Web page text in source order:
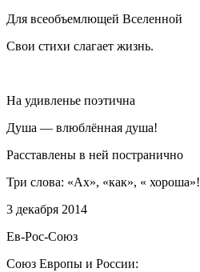
Для всеобъемлющей Вселенной
Свои стихи слагает жизнь.
На удивленье поэтична
Душа — влюблённая душа!
Расставлены в ней постранично
Три слова: «Ах», «как», « хороша»!
3 декабря 2014
Ев-Рос-Союз
Союз Европы и России: